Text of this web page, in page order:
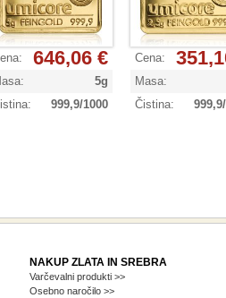
: 646,06 €
:
5g
: 999,9/1000
Cena:
Masa:
Čistina:
NAKUP ZLATA IN SREBRA
Varčevalni produkti >>
Osebno naročilo >>